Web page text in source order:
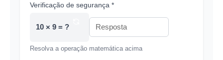
Verificação de segurança *
10 × 9 = ?
Resolva a operação matemática acima